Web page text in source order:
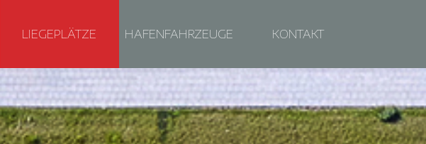
LIEGEPLÄTZE HAFENFAHRZEUGE KONTAKT